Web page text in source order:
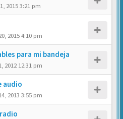
2015 3:21 pm
2015 4:10 pm
para mi bandeja
2012 12:31 pm
audio
2013 3:55 pm